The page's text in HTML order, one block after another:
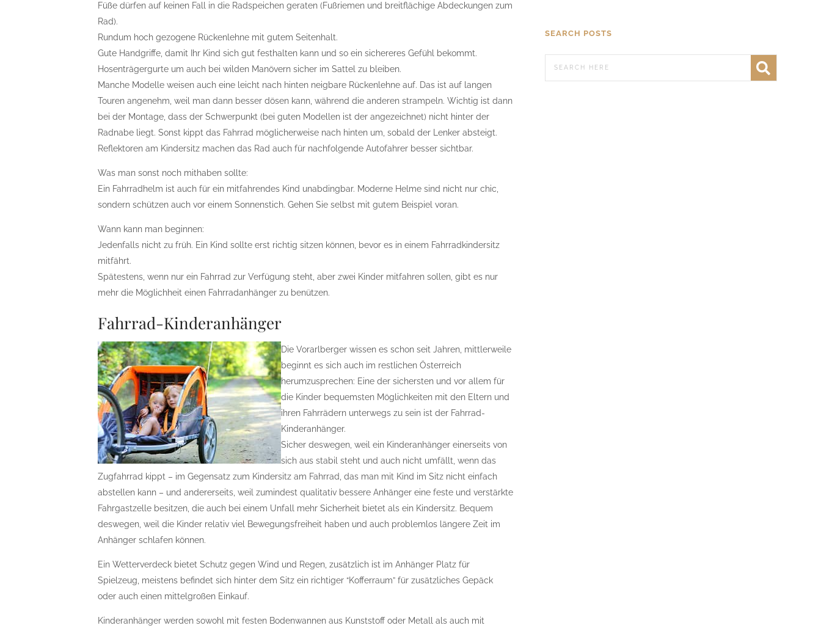
Füße dürfen auf keinen Fall in die Radspeichen geraten (Fußriemen und breitflächige Abdeckungen zum
Rad).
Rundum hoch gezogene Rückenlehne mit gutem Seitenhalt.
Gute Handgriffe, damit Ihr Kind sich gut festhalten kann und so ein sichereres Gefühl bekommt.
Hosenträgergurte um auch bei wilden Manövern sicher im Sattel zu bleiben.
Manche Modelle weisen auch eine leicht nach hinten neigbare Rückenlehne auf. Das ist auf langen
Touren angenehm, weil man dann besser dösen kann, während die anderen strampeln. Wichtig ist dann
bei der Montage, dass der Schwerpunkt (bei guten Modellen ist der angezeichnet) nicht hinter der
Radnabe liegt. Sonst kippt das Fahrrad möglicherweise nach hinten um, sobald der Lenker absteigt.
Reflektoren am Kindersitz machen das Rad auch für nachfolgende Autofahrer besser sichtbar.
Was man sonst noch mithaben sollte:
Ein Fahrradhelm ist auch für ein mitfahrendes Kind unabdingbar. Moderne Helme sind nicht nur chic,
sondern schützen auch vor einem Sonnenstich. Gehen Sie selbst mit gutem Beispiel voran.
Wann kann man beginnen:
Jedenfalls nicht zu früh. Ein Kind sollte erst richtig sitzen können, bevor es in einem Fahrradkindersitz
mitfährt.
Spätestens, wenn nur ein Fahrrad zur Verfügung steht, aber zwei Kinder mitfahren sollen, gibt es nur
mehr die Möglichheit einen Fahrradanhänger zu benützen.
Fahrrad-Kinderanhänger
Die Vorarlberger wissen es schon seit Jahren, mittlerweile
beginnt es sich auch im restlichen Österreich
herumzusprechen: Eine der sichersten und vor allem für
die Kinder bequemsten Möglichkeiten mit den Eltern und
ihren Fahrrädern unterwegs zu sein ist der Fahrrad-
Kinderanhänger.
Sicher deswegen, weil ein Kinderanhänger einerseits von
sich aus stabil steht und auch nicht umfällt, wenn das
Zugfahrrad kippt – im Gegensatz zum Kindersitz am Fahrrad, das man mit Kind im Sitz nicht einfach
abstellen kann – und andererseits, weil zumindest qualitativ bessere Anhänger eine feste und verstärkte
Fahrgastzelle besitzen, die auch bei einem Unfall mehr Sicherheit bietet als ein Kindersitz. Bequem
deswegen, weil die Kinder relativ viel Bewegungsfreiheit haben und auch problemlos längere Zeit im
Anhänger schlafen können.
Ein Wetterverdeck bietet Schutz gegen Wind und Regen, zusätzlich ist im Anhänger Platz für
Spielzeug, meistens befindet sich hinter dem Sitz ein richtiger “Kofferraum” für zusätzliches Gepäck
oder auch einen mittelgroßen Einkauf.
Kinderanhänger werden sowohl mit festen Bodenwannen aus Kunststoff oder Metall als auch mit
SEARCH POSTS